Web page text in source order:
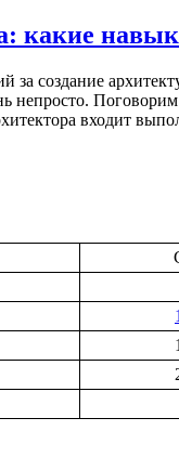
какие
за создание
непросто.
входит